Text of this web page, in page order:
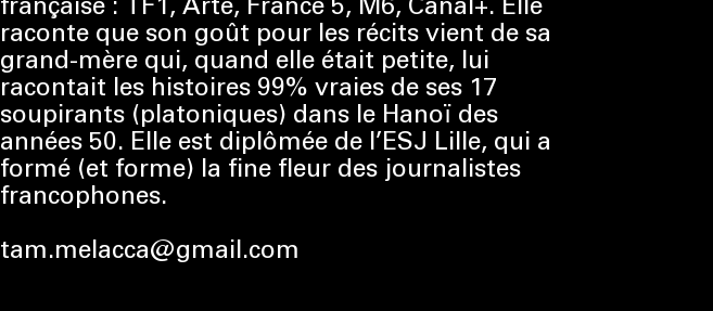
raconte que son goût pour les récits vient de sa
grand-mère qui, quand elle était petite, lui
racontait les histoires 99% vraies de ses 17
soupirants (platoniques) dans le Hanoï des
années 50. Elle est diplômée de l’ESJ Lille, qui a
formé (et forme) la fine fleur des journalistes
francophones.
tam.melacca@gmail.com